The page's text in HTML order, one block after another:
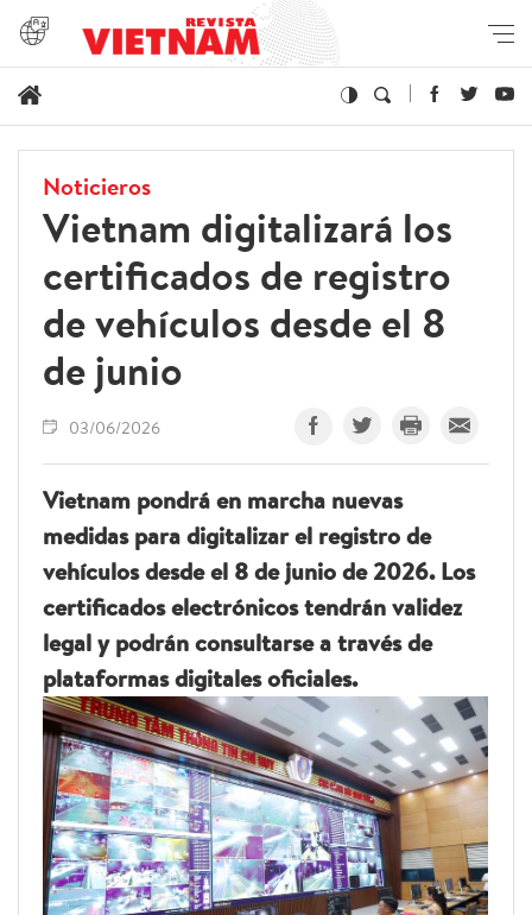
Noticieros
Vietnam digitalizará los
certificados de registro
de vehículos desde el 8
de junio
03/06/2026
Vietnam pondrá en marcha nuevas
medidas para digitalizar el registro de
vehículos desde el 8 de junio de 2026. Los
certificados electrónicos tendrán validez
legal y podrán consultarse a través de
plataformas digitales oficiales.